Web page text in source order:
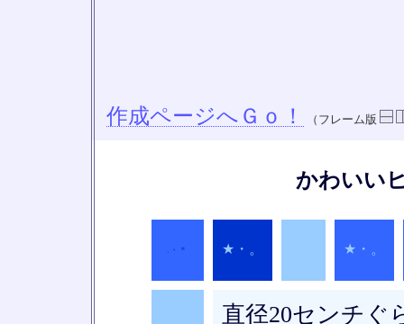
作成ページへＧｏ！ （フレーム版
かわいい
.・＊ ★・。 ★・。
直径20センチぐ